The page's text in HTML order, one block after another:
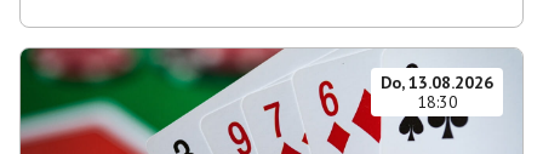
Do, 13.08.2026
18:30